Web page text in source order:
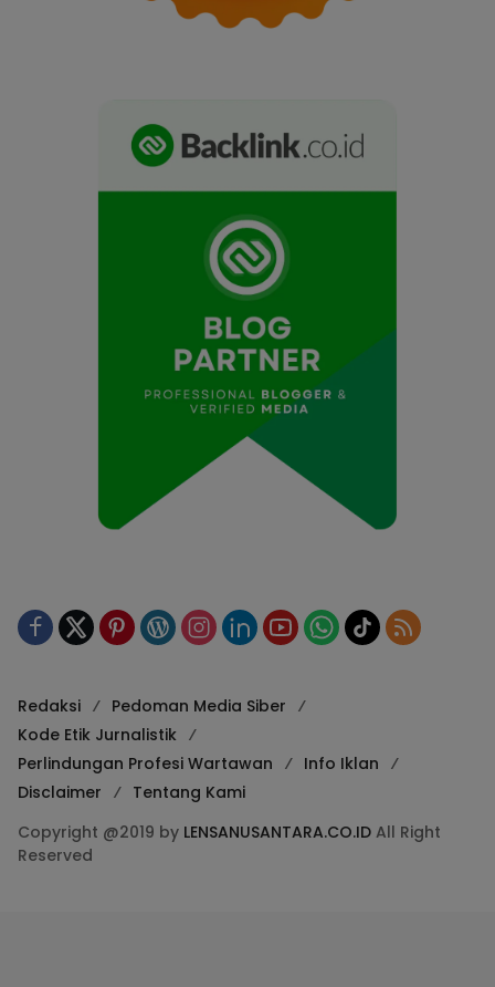
Redaksi
Pedoman Media Siber
Kode Etik Jurnalistik
Perlindungan Profesi Wartawan
Info Iklan
Disclaimer
Tentang Kami
Copyright @2019 by LENSANUSANTARA.CO.ID All Right
Reserved